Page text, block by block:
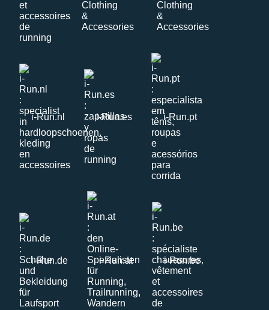
i-Run.nl i-Run.es i-Run.pt
i-Run.de i-Run.at i-Run.be